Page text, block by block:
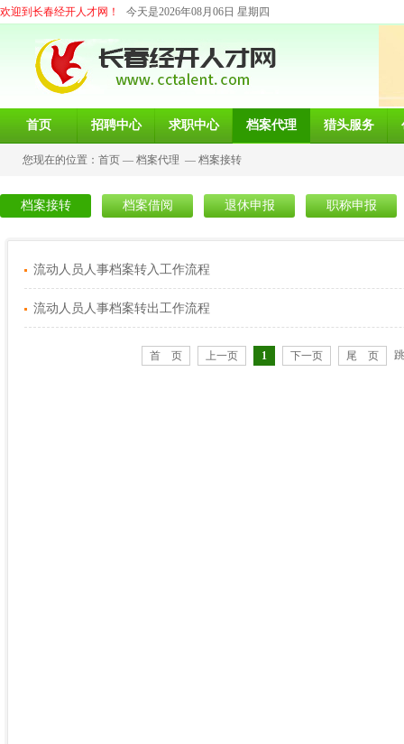
欢迎到长春经开人才网！ 今天是2026年08月06日 星期四
首页 招聘中心 求职中心 档案代理 猎头服务
您现在的位置： 首页 — 档案代理 — 档案接转
档案接转 档案借阅 退休申报 职称申报
流动人员人事档案转入工作流程
流动人员人事档案转出工作流程
首 页 上一页 1 下一页 尾 页